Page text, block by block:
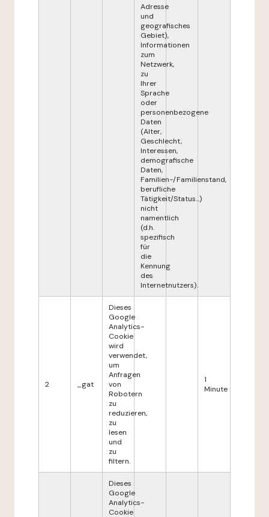
Adresse
und
geografisches
Gebiet),
Informationen
zum
Netzwerk,
zu
Ihrer
Sprache
oder
personenbezogene
Daten
(Alter,
Geschlecht,
Interessen,
demografische
Daten,
Familien-/Familienstand,
berufliche
Tätigkeit/Status...)
nicht
namentlich
(d.h.
spezifisch
für
die
Kennung
des
Internetnutzers).
2 _gat
Dieses
Google
Analytics-
Cookie
wird
verwendet,
um
Anfragen
von
Robotern
zu
reduzieren,
zu
lesen
und
zu
filtern.
1
Minute
Dieses
Google
Analytics-
Cookie